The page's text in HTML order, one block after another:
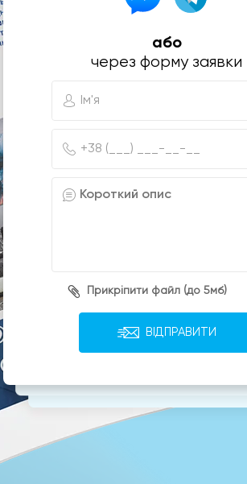
або
через форму заявки
Прикріпити файл (до 5мб)
ВІДПРАВИТИ